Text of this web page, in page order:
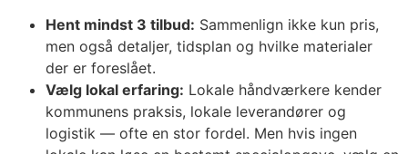
Hent mindst 3 tilbud: Sammenlign ikke kun pris,
men også detaljer, tidsplan og hvilke materialer
der er foreslået.
Vælg lokal erfaring: Lokale håndværkere kender
kommunens praksis, lokale leverandører og
logistik — ofte en stor fordel. Men hvis ingen